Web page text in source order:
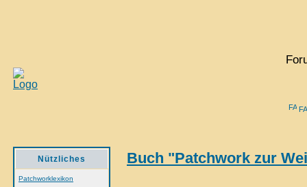
Nützliches
Patchworklexikon
Buch "Patchwork zur